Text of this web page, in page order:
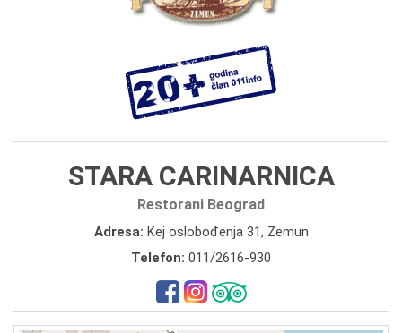
STARA CARINARNICA
Restorani Beograd
Adresa: Kej oslobođenja 31, Zemun
Telefon: 011/2616-930